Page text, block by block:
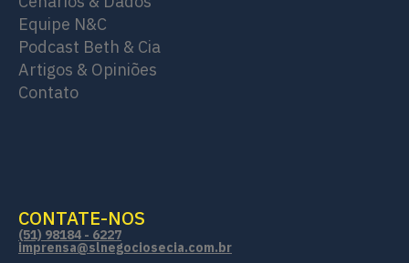
Equipe N&C
Podcast Beth & Cia
Artigos & Opiniões
Contato
CONTATE-NOS
(51) 98184 - 6227
imprensa@slnegociosecia.com.br